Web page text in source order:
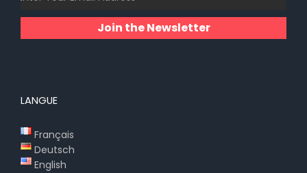
Join the Newsletter
LANGUE
Français
Deutsch
English